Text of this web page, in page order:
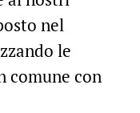
nel
le
comune con